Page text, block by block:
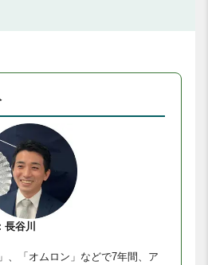
長谷川
、「オムロン」などで7年間、ア